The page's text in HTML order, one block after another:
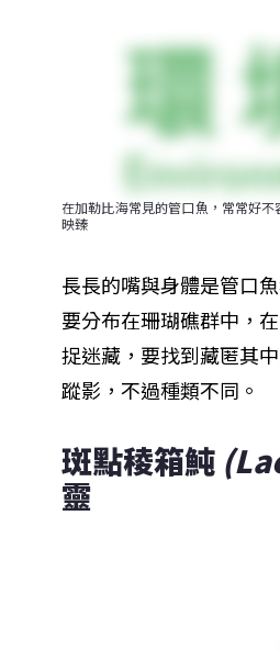
在加勒比海常見的管口魚，常常好
映臻
長長的嘴與身體是管口
要分布在珊瑚礁群中，
捉迷藏，要找到藏匿其
蹤影，不過種類不同。
斑點稜箱魨
靈